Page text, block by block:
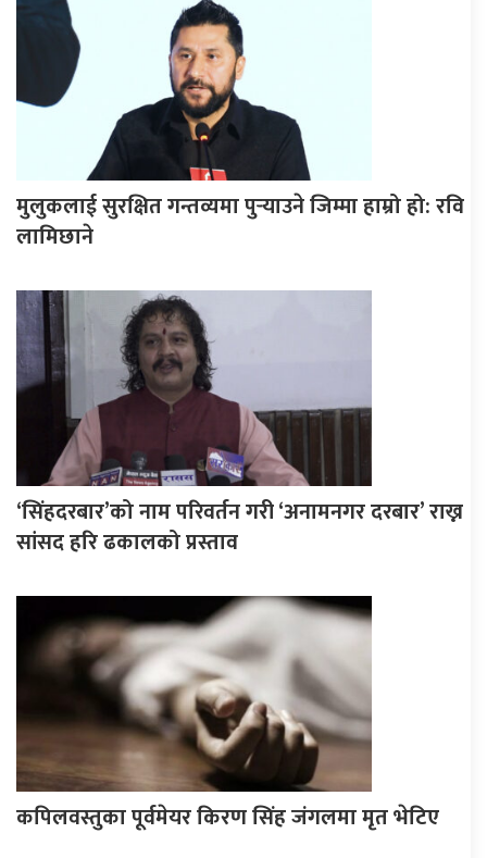
मुलुकलाई सुरक्षित गन्तव्यमा पुर्‍याउने जिम्मा हाम्रो हो: रवि
लामिछाने
‘सिंहदरबार’को नाम परिवर्तन गरी ‘अनामनगर दरबार’ राख्न
सांसद हरि ढकालको प्रस्ताव
कपिलवस्तुका पूर्वमेयर किरण सिंह जंगलमा मृत भेटिए